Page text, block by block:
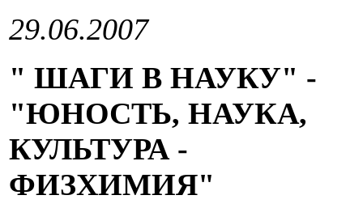
29.06.2007
" ШАГИ В НАУКУ" -
"ЮНОСТЬ, НАУКА,
КУЛЬТУРА -
ФИЗХИМИЯ"